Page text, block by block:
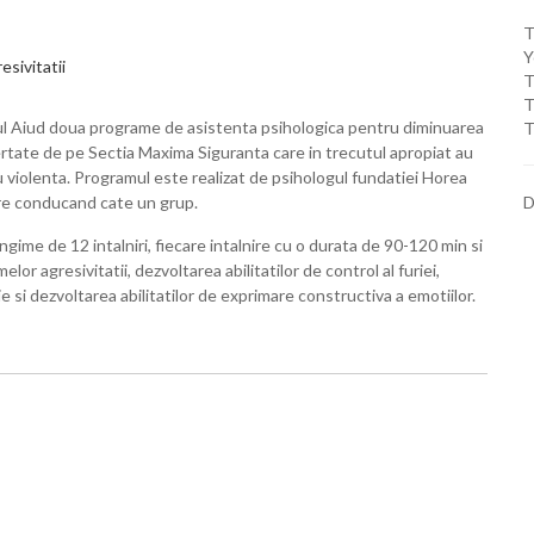
doua programe de asistenta psihologica pentru diminuarea
de pe Sectia Maxima Siguranta care in trecutul apropiat au
Programul este realizat de psihologul fundatiei Horea
conducand cate un grup.
de 12 intalniri, fiecare intalnire cu o durata de 90-120 min si
agresivitatii, dezvoltarea abilitatilor de control al furiei,
dezvoltarea abilitatilor de exprimare constructiva a emotiilor.